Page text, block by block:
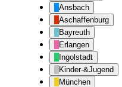
Ansbach
Aschaffenburg
Bayreuth
Erlangen
Ingolstadt
Kinder-&Jugend
München